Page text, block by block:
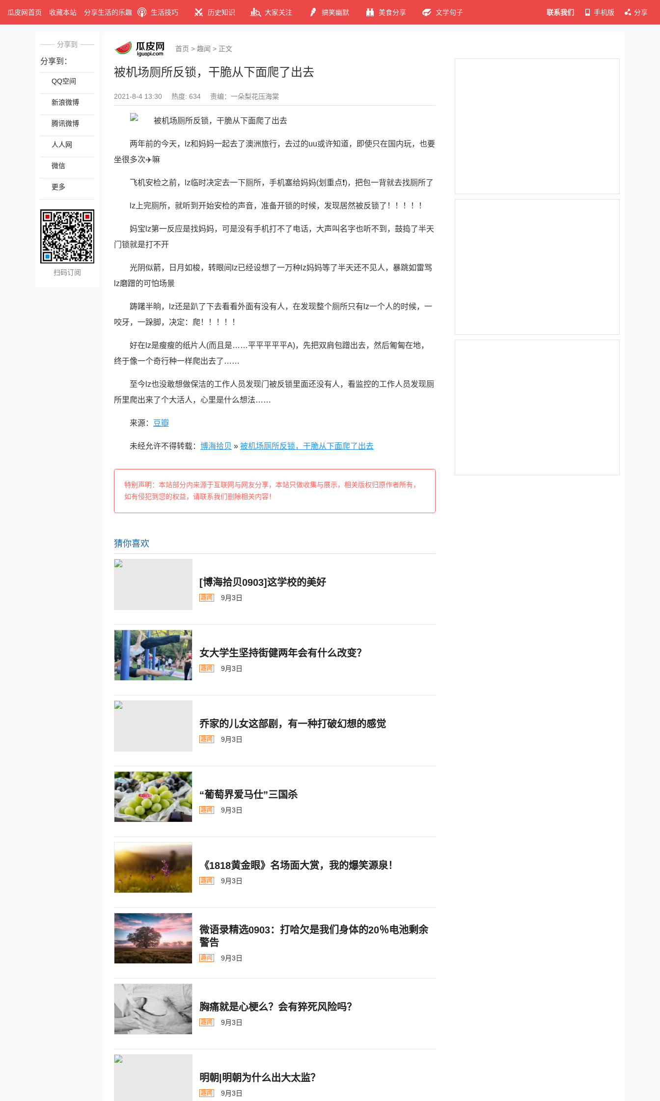
瓜皮网首页 收藏本站 分享生活的乐趣 生活技巧 历史知识 大家关注 搞笑幽默 美食分享 文学句子 联系我们 手机版 分享
分享到
分享到：
QQ空间
新浪微博
腾讯微博
人人网
微信
更多
扫码订阅
首页 > 趣闻 > 正文
被机场厕所反锁，干脆从下面爬了出去
2021-8-4 13:30 热度: 634 责编：一朵梨花压海棠
两年前的今天，lz和妈妈一起去了澳洲旅行，去过的uu或许知道，即使只在国内玩，也要
坐很多次✈️嘛
飞机安检之前，lz临时决定去一下厕所，手机塞给妈妈(划重点❗)，把包一背就去找厕所了
lz上完厕所，就听到开始安检的声音，准备开锁的时候，发现居然被反锁了！！！！！
妈宝lz第一反应是找妈妈，可是没有手机打不了电话，大声叫名字也听不到，鼓捣了半天
门锁就是打不开
光阴似箭，日月如梭，转眼间lz已经设想了一万种lz妈妈等了半天还不见人，暴跳如雷骂
lz磨蹭的可怕场景
踌躇半晌，lz还是趴了下去看看外面有没有人，在发现整个厕所只有lz一个人的时候，一
咬牙，一跺脚，决定：爬！！！！！
好在lz是瘦瘦的纸片人(而且是……平平平平平A)，先把双肩包蹭出去，然后匍匐在地，
终于像一个奇行种一样爬出去了……
至今lz也没敢想做保洁的工作人员发现门被反锁里面还没有人，看监控的工作人员发现厕
所里爬出来了个大活人，心里是什么想法……
来源： 豆瓣
未经允许不得转载： 博海拾贝 » 被机场厕所反锁，干脆从下面爬了出去
特别声明：本站部分内来源于互联网与网友分享，本站只做收集与展示，相关版权归原作者所有，
如有侵犯到您的权益，请联系我们删除相关内容！
猜你喜欢
[博海拾贝0903]这学校的美好
趣闻 9月3日
女大学生坚持街健两年会有什么改变？
趣闻 9月3日
乔家的儿女这部剧，有一种打破幻想的感觉
趣闻 9月3日
“葡萄界爱马仕”三国杀
趣闻 9月3日
《1818黄金眼》名场面大赏，我的爆笑源泉！
趣闻 9月3日
微语录精选0903：打哈欠是我们身体的20％电池剩余
警告
趣闻 9月3日
胸痛就是心梗么？会有猝死风险吗？
趣闻 9月3日
明朝|明朝为什么出大太监？ ​​​
趣闻 9月3日